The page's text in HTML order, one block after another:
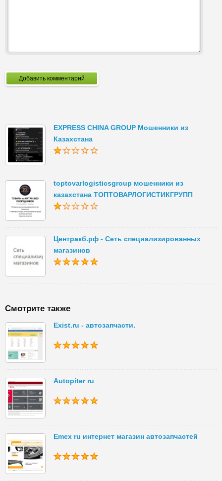
Добавить комментарий
EXPRESS CHINA GROUP Мошенники из
Казахстана
toptovarlogisticsgroup мошенники из
казахстана ТОПТОВАРЛОГИСТИКГРУПП
Центракб.рф - Сеть специализированных
магазинов
Смотрите также
Exist.ru - автозапчасти.
Autopiter ru
Emex ru интернет магазин автозапчастей